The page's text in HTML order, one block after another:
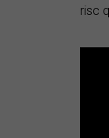
risc